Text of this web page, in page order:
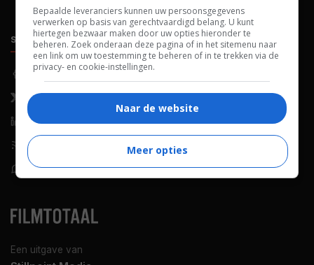
Een uitgave van
SOCIALS
Facebook
X (Twitter)
LinkedIn
RSS-feed
WhatsApp
ONTDEKKEN
Nieuws
Netflix
Films op tv
Bioscoop
Bepaalde leveranciers kunnen uw persoonsgegevens
verwerken op basis van gerechtvaardigd belang. U kunt
hiertegen bezwaar maken door uw opties hieronder te
beheren. Zoek onderaan deze pagina of in het sitemenu naar
een link om uw toestemming te beheren of in te trekken via de
privacy- en cookie-instellingen.
Naar de website
Meer opties